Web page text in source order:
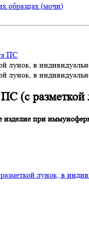
образцах (мочи)
ПС
лунок, в
лунок, в
(с разметкой
изделие при